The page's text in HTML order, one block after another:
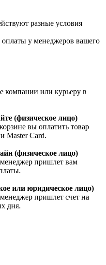
разные условия
у менеджеров вашего
компании или курьеру в
(физическое лицо)
вы оплатить товар
Master Card.
(физическое лицо)
пришлет вам
или юридическое лицо)
пришлет счет на
дня.